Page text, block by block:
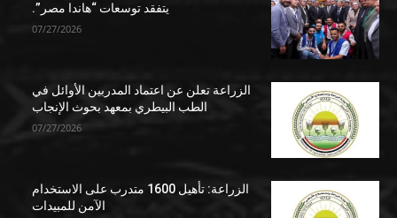
يتفقد توسعات “هاندا مصر”.
07/27/2026
الزراعة تعلن عن اعتماد المدربين الأوائل في
الطب البيطري بمعهد بحوث الإنجاب
07/27/2026
الزراعة: تأهيل 1600 متدرب على الاستخدام
الآمن للمبيدات